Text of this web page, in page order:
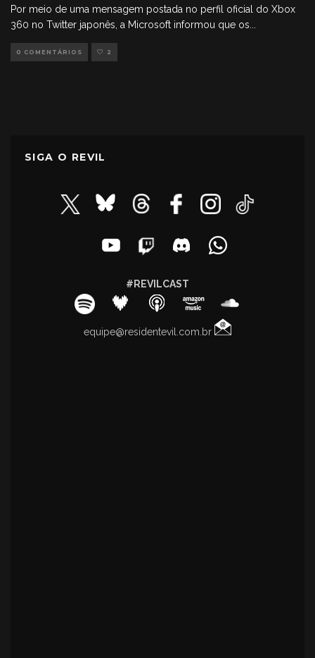
Por meio de uma mensagem postada no perfil oficial do Xbox
360 no Twitter japonês, a Microsoft informou que os
0 COMENTÁRIOS 2
SIGA O REVIL
#REVILCAST
equipe@residentevil.com.br